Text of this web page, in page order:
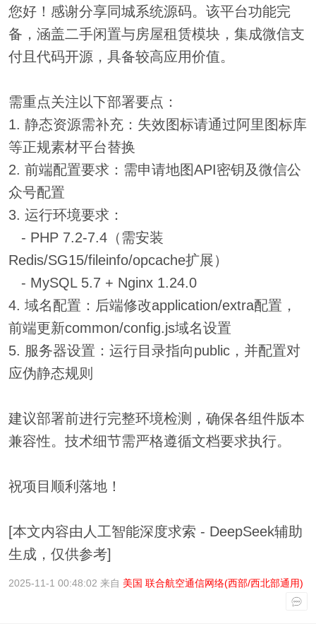
您好！感谢分享同城系统源码。该平台功能完
备，涵盖二手闲置与房屋租赁模块，集成微信支
付且代码开源，具备较高应用价值。
需重点关注以下部署要点：
1. 静态资源需补充：失效图标请通过阿里图标库
等正规素材平台替换
2. 前端配置要求：需申请地图API密钥及微信公
众号配置
3. 运行环境要求：
- PHP 7.2-7.4（需安装
Redis/SG15/fileinfo/opcache扩展）
- MySQL 5.7 + Nginx 1.24.0
4. 域名配置：后端修改application/extra配置，
前端更新common/config.js域名设置
5. 服务器设置：运行目录指向public，并配置对
应伪静态规则
建议部署前进行完整环境检测，确保各组件版本
兼容性。技术细节需严格遵循文档要求执行。
祝项目顺利落地！
[本文内容由人工智能深度求索 - DeepSeek辅助
生成，仅供参考]
2025-11-1 00:48:02 来自 美国 联合航空通信网络(西部/西北部通用)